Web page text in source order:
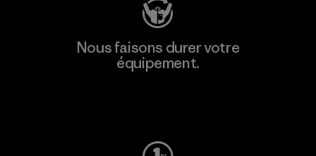
Nous faisons durer votre
équipement.